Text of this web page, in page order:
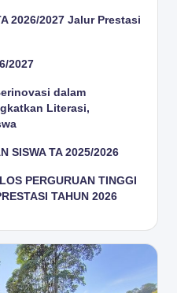
2026/2027 Jalur Prestasi
2027
dalam
Literasi,
SISWA TA 2025/2026
PERGURUAN TINGGI
TAHUN 2026